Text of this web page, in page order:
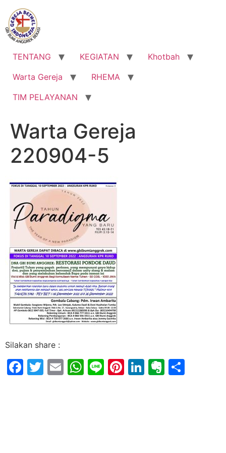
Lewati
konten
TENTANG KEGIATAN
Khotbah
Warta Gereja
RHEMA
TIM PELAYANAN
Warta Gereja
220904-5
Silakan share :
Facebook
Twitter
EmailWhatsApp
LinePinterest
LinkedIn